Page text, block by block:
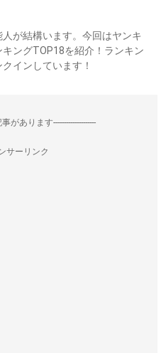
が結構います。今回はヤンキ
ングTOP18を紹介！ランキン
インしています！
があります--------------------
サーリンク